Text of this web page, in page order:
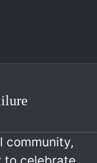
community,